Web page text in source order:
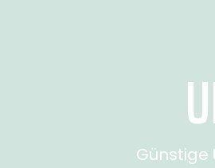
Günstige